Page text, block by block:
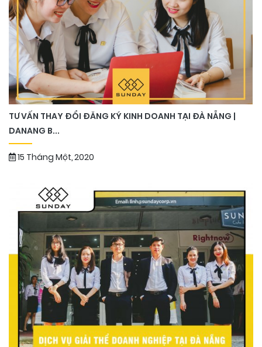
TƯ VẤN THAY ĐỔI ĐĂNG KÝ KINH DOANH TẠI ĐÀ NẴNG |
DANANG B...
15 Tháng Một, 2020